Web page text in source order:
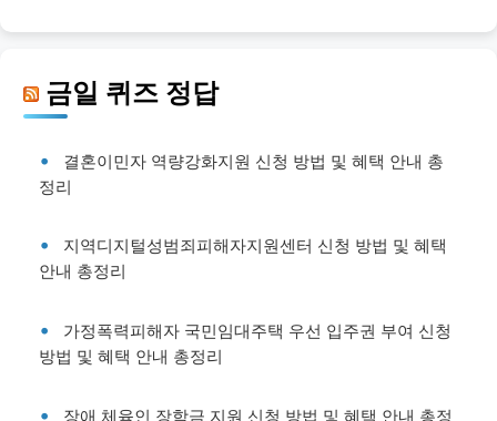
금일 퀴즈 정답
결혼이민자 역량강화지원 신청 방법 및 혜택 안내 총
정리
지역디지털성범죄피해자지원센터 신청 방법 및 혜택
안내 총정리
가정폭력피해자 국민임대주택 우선 입주권 부여 신청
방법 및 혜택 안내 총정리
장애 체육인 장학금 지원 신청 방법 및 혜택 안내 총정